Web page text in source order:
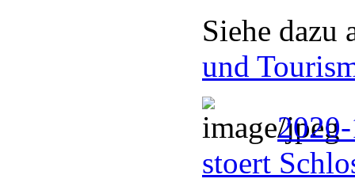
Siehe dazu
und
stoert